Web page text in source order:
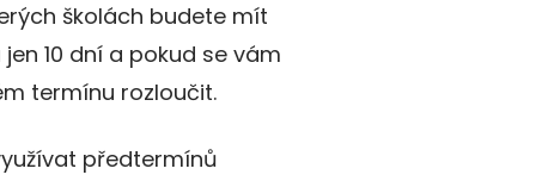
školách budete mít
10 dní a pokud se vám
termínu rozloučit.
předtermínů